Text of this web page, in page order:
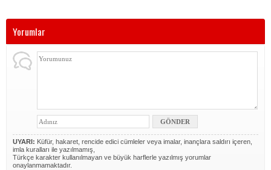
Yorumlar
UYARI: Küfür, hakaret, rencide edici cümleler veya imalar, inançlara saldırı içeren,
imla kuralları ile yazılmamış,
Türkçe karakter kullanılmayan ve büyük harflerle yazılmış yorumlar
onaylanmamaktadır.